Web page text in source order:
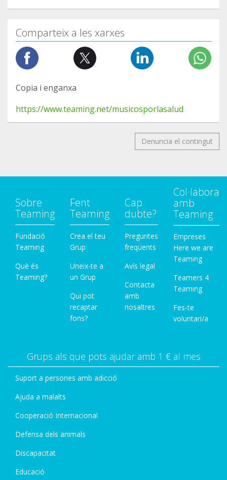
Comparteix a les xarxes
Copia i enganxa
https://www.teaming.net/musicosporlasalud
Denuncia el contingut
Sobre
Teaming
Fundació
Teaming
Què és
Teaming?
Fent
Teaming
Crea el teu
Grup
Uneix-te a
un Grup
Qui pot
recaptar
fons?
Cap
dubte?
Preguntes
freqüents
Avís legal
Contacta
amb
nosaltres
Col·labora
amb
Teaming
Empreses
Here we are
Teaming
Teamers 4
Teaming
Fes-te
voluntari/a
Grups als que pots ajudar amb 1 € al mes
Suport a persones amb adicció
Ajuda a malalts
Cooperació Internacional
Defensa dels animals
Discapacitat
Educació